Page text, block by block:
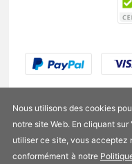
Nous utilisons des cookies
notre site Web. En cliquant
utiliser ce site, vous
conformément à notre